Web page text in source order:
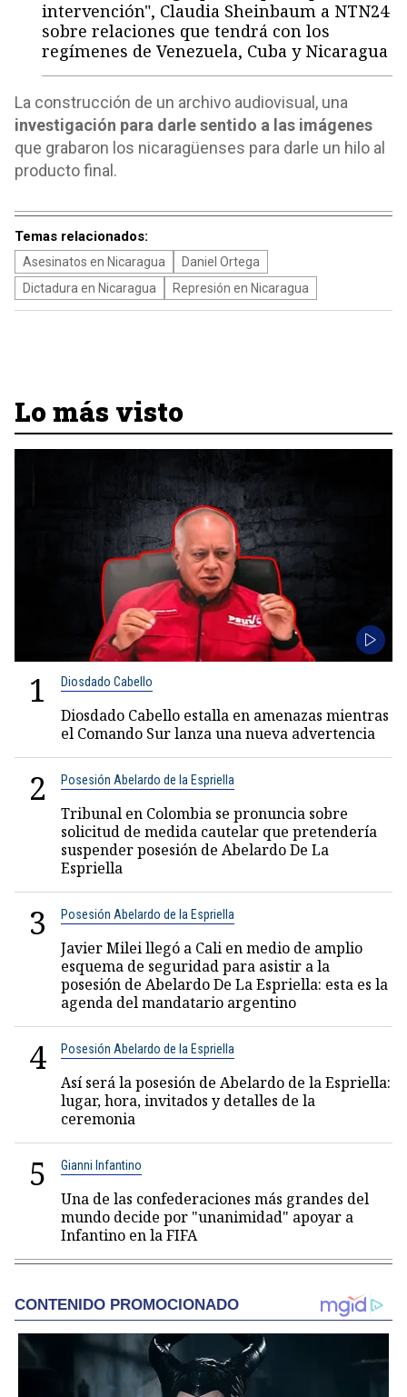
intervención", Claudia Sheinbaum a NTN24
sobre relaciones que tendrá con los
regímenes de Venezuela, Cuba y Nicaragua
La construcción de un archivo audiovisual, una
investigación para darle sentido a las imágenes
que grabaron los nicaragüenses para darle un hilo al
producto final.
Temas relacionados:
Asesinatos en Nicaragua
Daniel Ortega
Dictadura en Nicaragua
Represión en Nicaragua
Lo más visto
1 Diosdado Cabello
Diosdado Cabello estalla en amenazas mientras
el Comando Sur lanza una nueva advertencia
2 Posesión Abelardo de la Espriella
Tribunal en Colombia se pronuncia sobre
solicitud de medida cautelar que pretendería
suspender posesión de Abelardo De La
Espriella
3 Posesión Abelardo de la Espriella
Javier Milei llegó a Cali en medio de amplio
esquema de seguridad para asistir a la
posesión de Abelardo De La Espriella: esta es la
agenda del mandatario argentino
4 Posesión Abelardo de la Espriella
Así será la posesión de Abelardo de la Espriella:
lugar, hora, invitados y detalles de la
ceremonia
5 Gianni Infantino
Una de las confederaciones más grandes del
mundo decide por "unanimidad" apoyar a
Infantino en la FIFA